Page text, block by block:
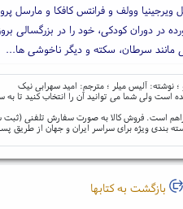
ویرجینیا وولف و فرانتس کافکا و
در دوران کودکی، خود را در بزرگسالی
مانند سرطان، سکته و دیگر ناخوشی ‌ها...
نوشته: آلیس میلر ؛ مترجم: امید سهرابی نیک
است ولی شما می توانید آن را انتخاب کنید تا
فراهم است. فروش کالا به صورت سفارش تلفنی
بندی ویژه برای سراسر ایران و جهان از
بازگشت به کتابها